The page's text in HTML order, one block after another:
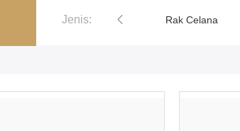
Jenis: Rak Celana